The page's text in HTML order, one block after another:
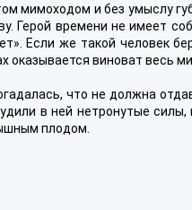
мимоходом и без умыслу
Герой времени не имеет
Если же такой человек
оказывается виноват весь
что не должна
в ней нетронутые силы,
плодом.